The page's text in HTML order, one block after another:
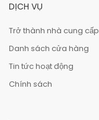
DỊCH VỤ
Trở thành nhà cung cấp
Danh sách cửa hàng
Tin tức hoạt động
Chính sách